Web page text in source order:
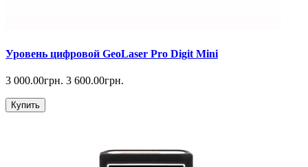
Уровень цифровой GeoLaser Pro Digit Mini
3 000.00грн. 3 600.00грн.
Купить